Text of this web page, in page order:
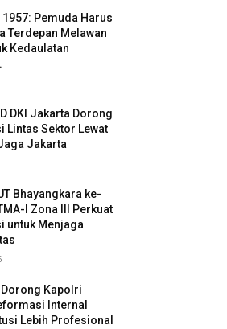
1957: Pemuda Harus
Terdepan Melawan
Kedaulatan
DKI Jakarta Dorong
Lintas Sektor Lewat
Jakarta
Bhayangkara ke-
I Zona III Perkuat
untuk Menjaga
Dorong Kapolri
Internal
Lebih Profesional